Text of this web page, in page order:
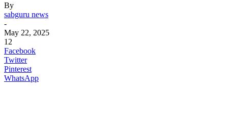
By
sabguru news
-
May 22, 2025
12
Facebook
Twitter
Pinterest
WhatsApp